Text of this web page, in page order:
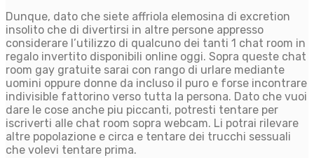
Dunque, dato che siete affriola elemosina di excretion
insolito che di divertirsi in altre persone appresso
considerare l’utilizzo di qualcuno dei tanti 1 chat room in
regalo invertito disponibili online oggi. Sopra queste chat
room gay gratuite sarai con rango di urlare mediante
uomini oppure donne da incluso il puro e forse incontrare
indivisible fattorino verso tutta la persona. Dato che vuoi
dare le cose anche piu piccanti, potresti tentare per
iscriverti alle chat room sopra webcam. Li potrai rilevare
altre popolazione e circa e tentare dei trucchi sessuali
che volevi tentare prima.